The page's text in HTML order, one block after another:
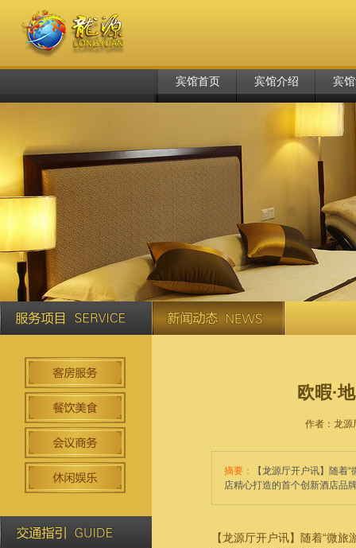
宾馆首页 宾馆介绍 宾
欧暇·
作者：龙
摘要：
【龙源厅开户讯】随着
店精心打造的首个创新酒店品
【龙源厅开户讯】随着“微